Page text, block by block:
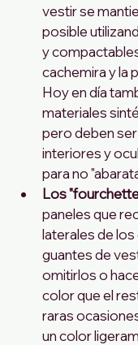
vestir se
posible
y
cachemira y la
Hoy en día
materiales
pero deben
interiores y
para no
Los
paneles que
laterales de
guantes de
omitirlos o
color que el
raras
un color